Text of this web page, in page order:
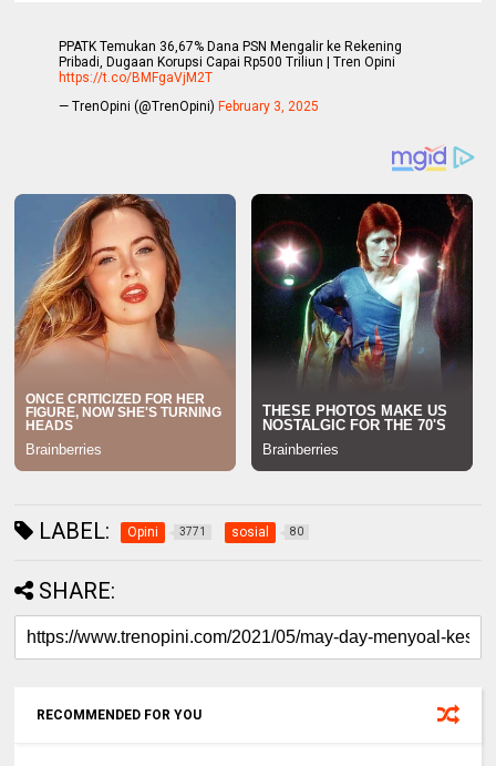
PPATK Temukan 36,67% Dana PSN Mengalir ke Rekening
Pribadi, Dugaan Korupsi Capai Rp500 Triliun | Tren Opini
https://t.co/BMFgaVjM2T
— TrenOpini (@TrenOpini)February 3, 2025
LABEL: Opini 3771 sosial 80
SHARE:
RECOMMENDED FOR YOU